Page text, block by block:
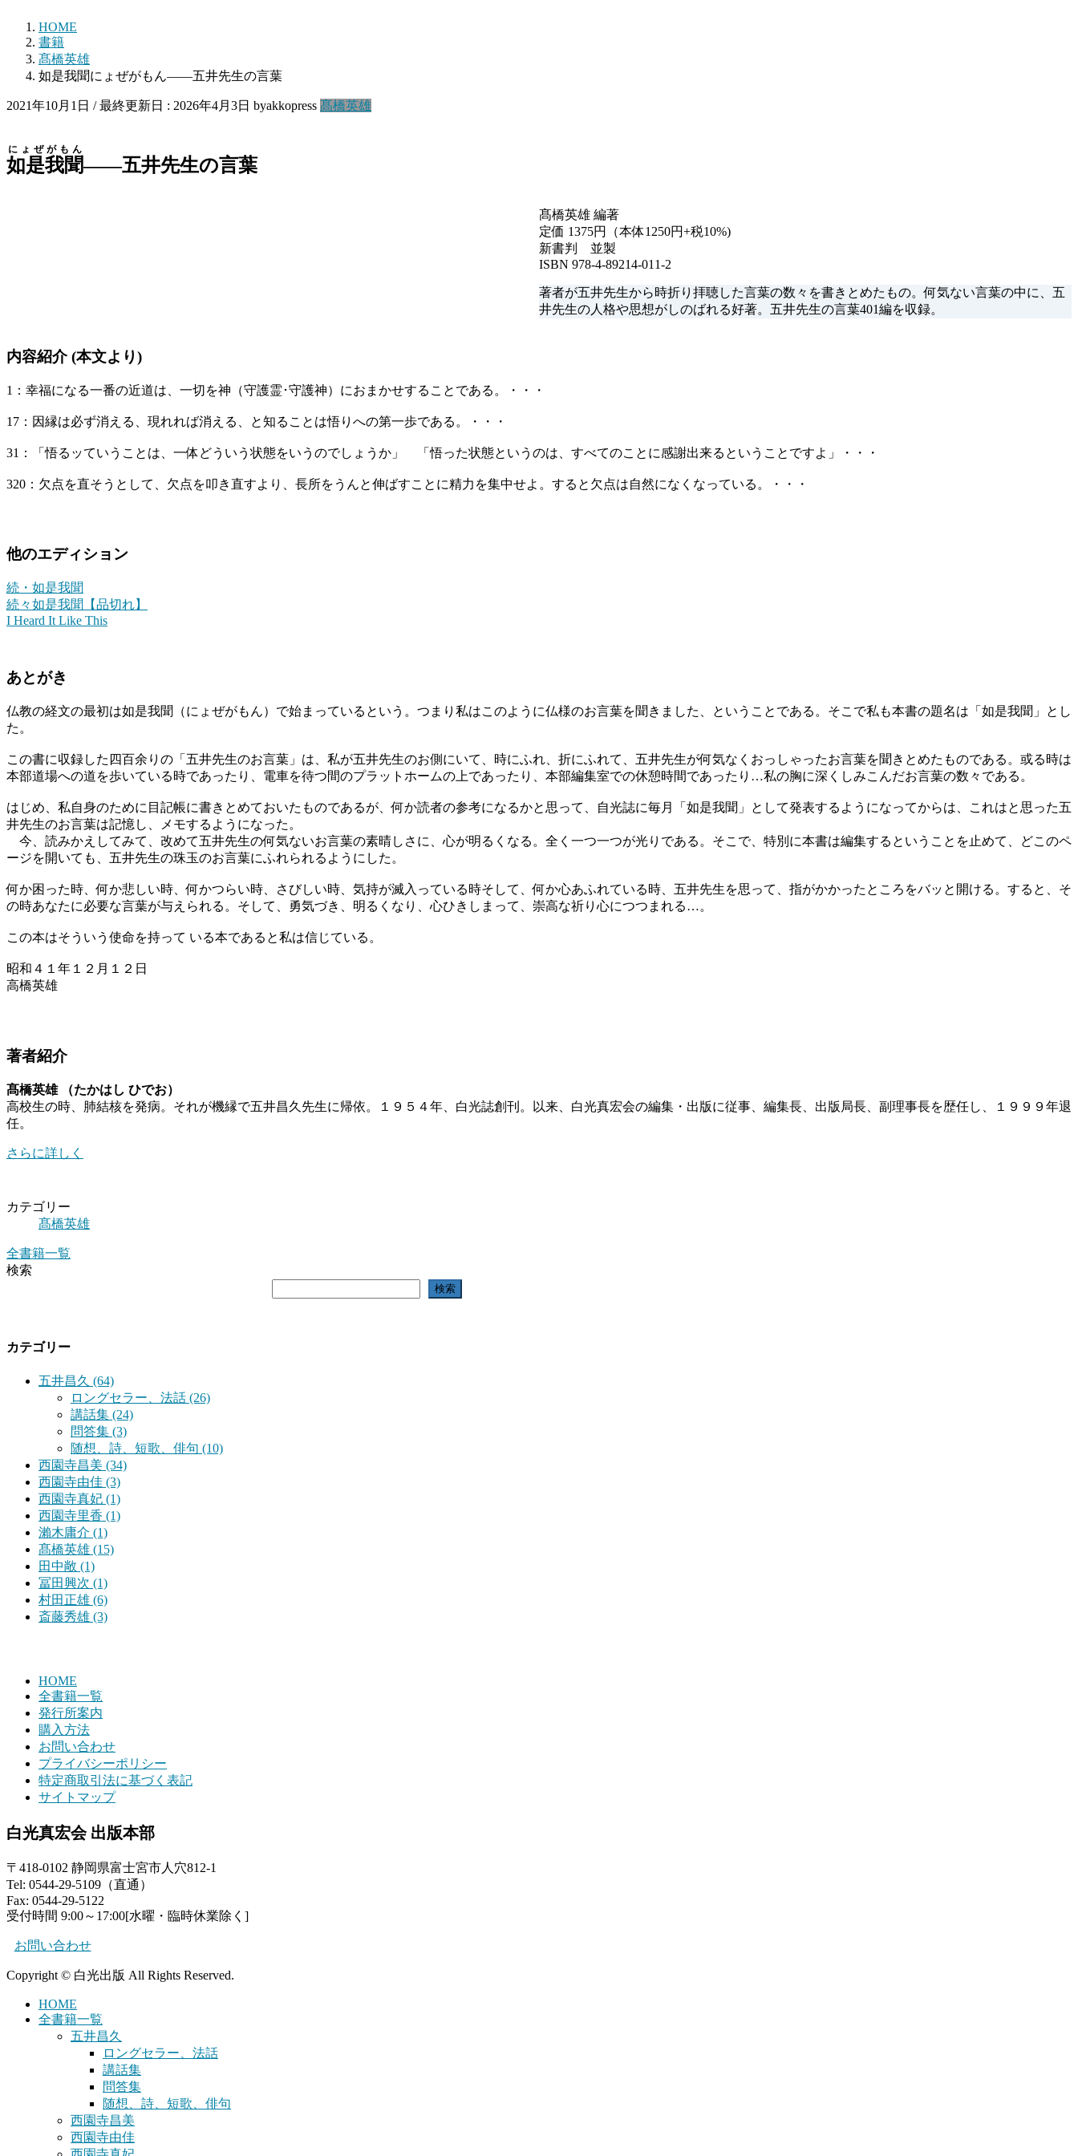
HOME
書籍
髙橋英雄
如是我聞にょぜがもん――五井先生の言葉
2021年10月1日 / 最終更新日 : 2026年4月3日 byakkopress 髙橋英雄
如是我聞
にょぜがもん
――五井先生の言葉
髙橋英雄 編著
定価 1375円（本体1250円+税10%)
新書判 並製
ISBN 978-4-89214-011-2
著者が五井先生から時折り拝聴した言葉の数々を書きとめたもの。何気ない言葉の中に、五
井先生の人格や思想がしのばれる好著。五井先生の言葉401編を収録。
内容紹介 (本文より)
1：幸福になる一番の近道は、一切を神（守護霊･守護神）におまかせすることである。・・・
17：因縁は必ず消える、現れれば消える、と知ることは悟りへの第一歩である。・・・
31：「悟るッていうことは、一体どういう状態をいうのでしょうか」 「悟った状態というのは、すべてのことに感謝出来るということですよ」・・・
320：欠点を直そうとして、欠点を叩き直すより、長所をうんと伸ばすことに精力を集中せよ。すると欠点は自然になくなっている。・・・
他のエディション
続・如是我聞
続々如是我聞【品切れ】
I Heard It Like This
あとがき
仏教の経文の最初は如是我聞（にょぜがもん）で始まっているという。つまり私はこのように仏様のお言葉を聞きました、ということである。そこで私も本書の題名は「如是我聞」とし
た。
この書に収録した四百余りの「五井先生のお言葉」は、私が五井先生のお側にいて、時にふれ、折にふれて、五井先生が何気なくおっしゃったお言葉を聞きとめたものである。或る時は
本部道場への道を歩いている時であったり、電車を待つ間のプラットホームの上であったり、本部編集室での休憩時間であったり…私の胸に深くしみこんだお言葉の数々である。
はじめ、私自身のために目記帳に書きとめておいたものであるが、何か読者の参考になるかと思って、自光誌に毎月「如是我聞」として発表するようになってからは、これはと思った五
井先生のお言葉は記憶し、メモするようになった。
今、読みかえしてみて、改めて五井先生の何気ないお言葉の素晴しさに、心が明るくなる。全く一つ一つが光りである。そこで、特別に本書は編集するということを止めて、どこのペ
ージを開いても、五井先生の珠玉のお言葉にふれられるようにした。
何か困った時、何か悲しい時、何かつらい時、さびしい時、気持が滅入っている時そして、何か心あふれている時、五井先生を思って、指がかかったところをバッと開ける。すると、そ
の時あなたに必要な言葉が与えられる。そして、勇気づき、明るくなり、心ひきしまって、崇高な祈り心につつまれる…。
この本はそういう使命を持って いる本であると私は信じている。
昭和４１年１２月１２日
高橋英雄
著者紹介
髙橋英雄 （たかはし ひでお）
高校生の時、肺結核を発病。それが機縁で五井昌久先生に帰依。１９５４年、白光誌創刊。以来、白光真宏会の編集・出版に従事、編集長、出版局長、副理事長を歴任し、１９９９年退
任。
さらに詳しく
カテゴリー
髙橋英雄
全書籍一覧
検索
検索
カテゴリー
五井昌久 (64)
ロングセラー、法話 (26)
講話集 (24)
問答集 (3)
随想、詩、短歌、俳句 (10)
西園寺昌美 (34)
西園寺由佳 (3)
西園寺真妃 (1)
西園寺里香 (1)
瀨木庸介 (1)
髙橋英雄 (15)
田中敞 (1)
冨田興次 (1)
村田正雄 (6)
斎藤秀雄 (3)
HOME
全書籍一覧
発行所案内
購入方法
お問い合わせ
プライバシーポリシー
特定商取引法に基づく表記
サイトマップ
白光真宏会 出版本部
〒418-0102 静岡県富士宮市人穴812-1
Tel: 0544-29-5109（直通）
Fax: 0544-29-5122
受付時間 9:00～17:00[水曜・臨時休業除く]
お問い合わせ
Copyright © 白光出版 All Rights Reserved.
HOME
全書籍一覧
五井昌久
ロングセラー、法話
講話集
問答集
随想、詩、短歌、俳句
西園寺昌美
西園寺由佳